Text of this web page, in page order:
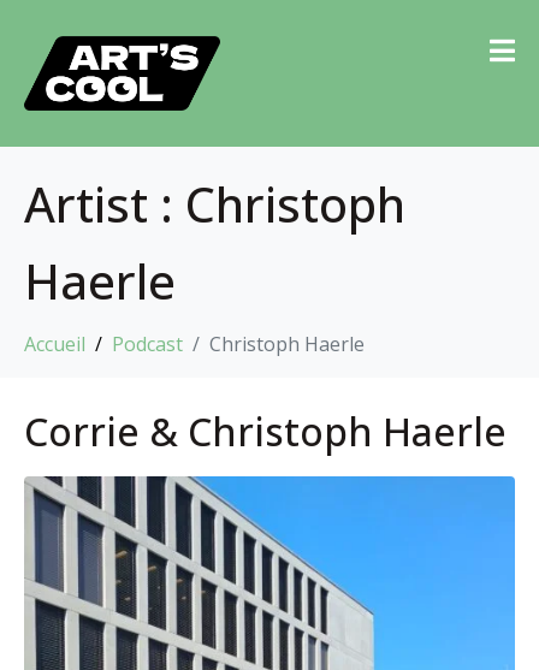
Artist : Christoph
Haerle
Accueil Podcast Christoph Haerle
Corrie & Christoph Haerle